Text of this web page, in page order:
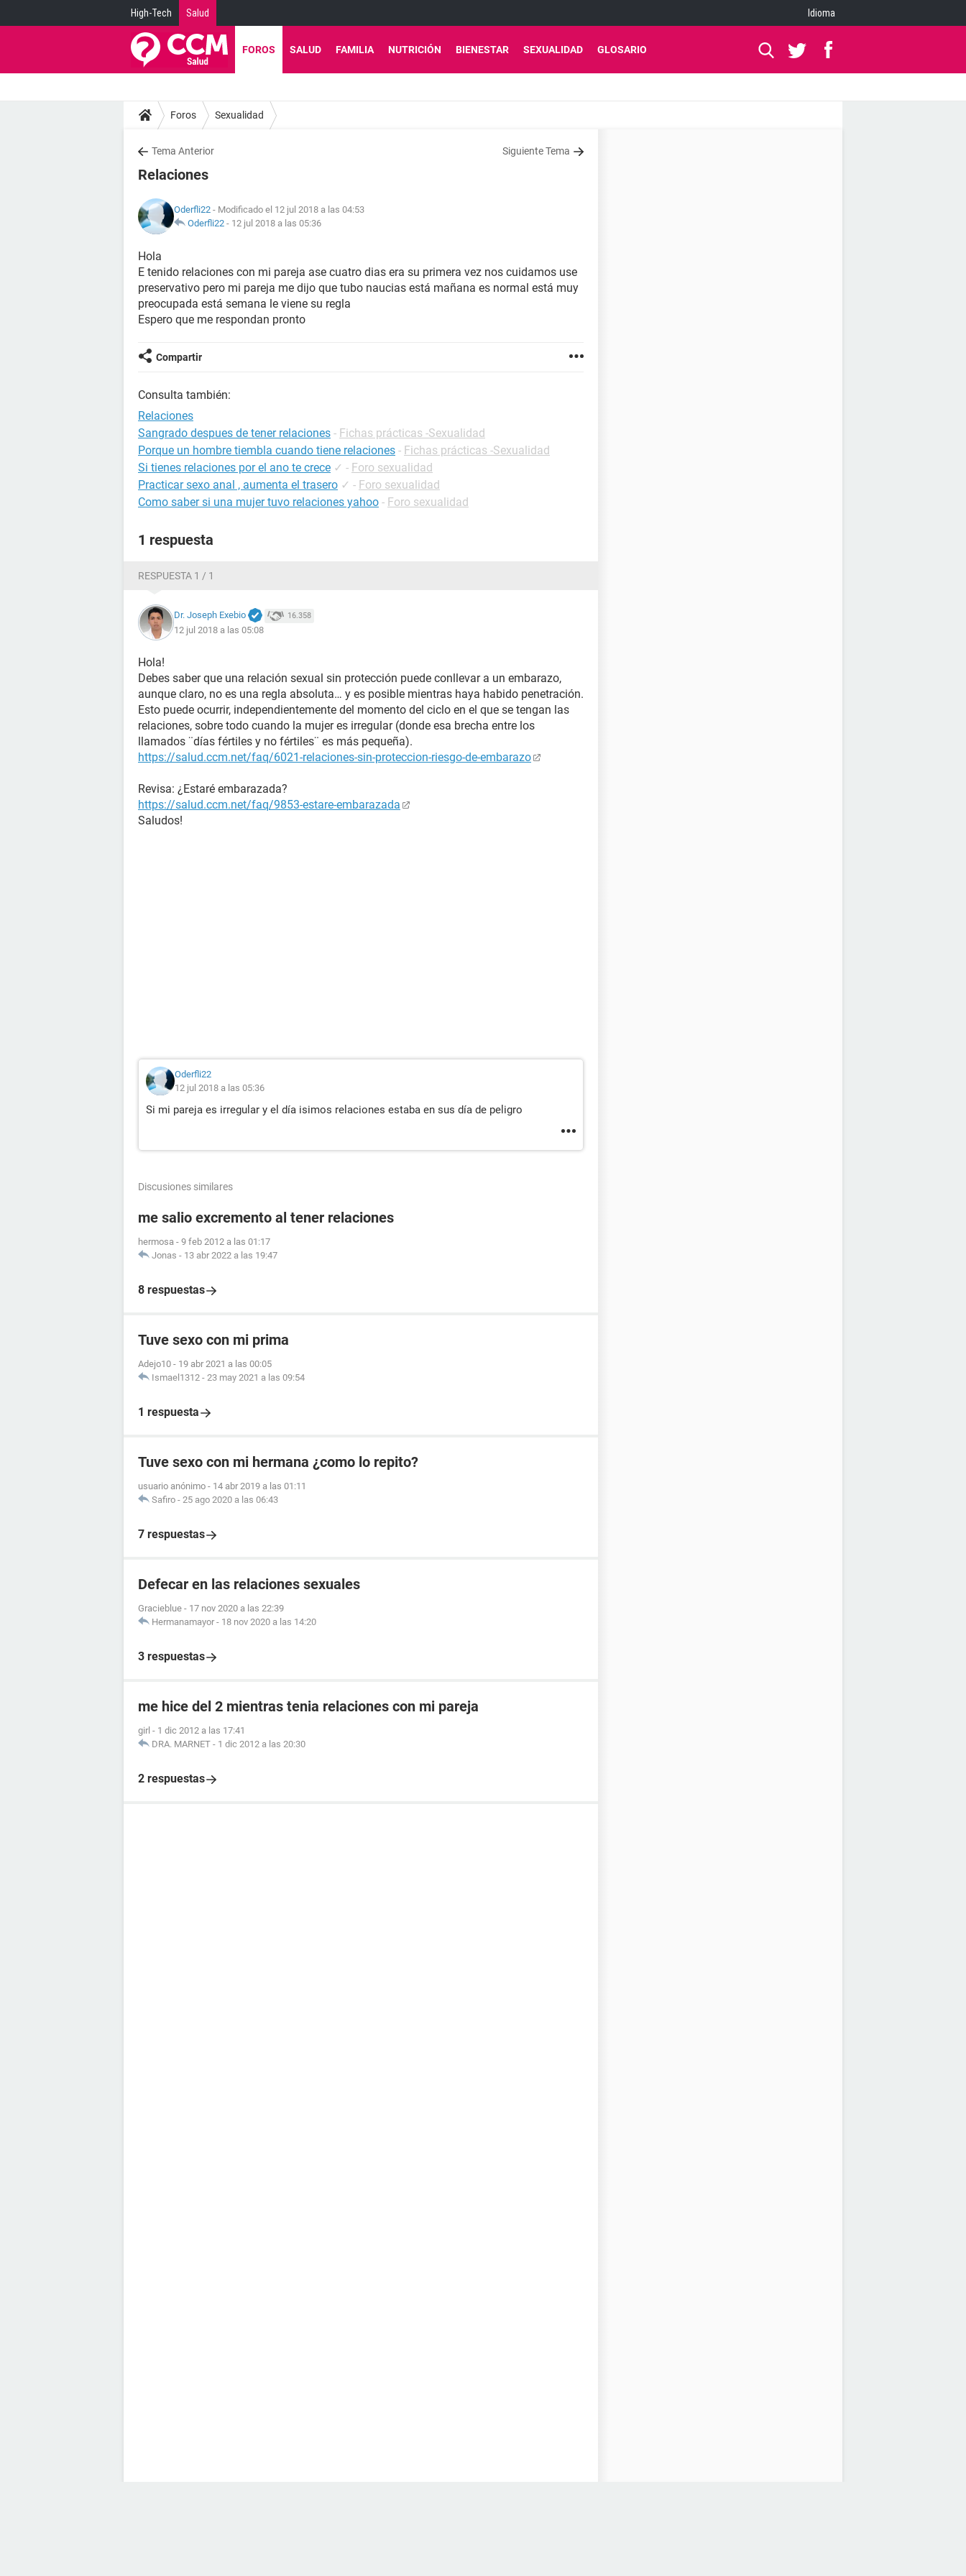
High-Tech Salud Idioma
FOROS SALUD FAMILIA NUTRICIÓN BIENESTAR SEXUALIDAD GLOSARIO
Foros Sexualidad
Tema Anterior Siguiente Tema
Relaciones
Oderfli22 - Modificado el 12 jul 2018 a las 04:53
Oderfli22 - 12 jul 2018 a las 05:36
Hola
E tenido relaciones con mi pareja ase cuatro dias era su primera vez nos cuidamos use
preservativo pero mi pareja me dijo que tubo naucias está mañana es normal está muy
preocupada está semana le viene su regla
Espero que me respondan pronto
Compartir
Consulta también:
Relaciones
Sangrado despues de tener relaciones - Fichas prácticas -Sexualidad
Porque un hombre tiembla cuando tiene relaciones - Fichas prácticas -Sexualidad
Si tienes relaciones por el ano te crece ✓ - Foro sexualidad
Practicar sexo anal , aumenta el trasero ✓ - Foro sexualidad
Como saber si una mujer tuvo relaciones yahoo - Foro sexualidad
1 respuesta
RESPUESTA 1 / 1
Dr. Joseph Exebio 16.358
12 jul 2018 a las 05:08
Hola!
Debes saber que una relación sexual sin protección puede conllevar a un embarazo,
aunque claro, no es una regla absoluta… y es posible mientras haya habido penetración.
Esto puede ocurrir, independientemente del momento del ciclo en el que se tengan las
relaciones, sobre todo cuando la mujer es irregular (donde esa brecha entre los
llamados ¨días fértiles y no fértiles¨ es más pequeña).
https://salud.ccm.net/faq/6021-relaciones-sin-proteccion-riesgo-de-embarazo
Revisa: ¿Estaré embarazada?
https://salud.ccm.net/faq/9853-estare-embarazada
Saludos!
Oderfli22
12 jul 2018 a las 05:36
Si mi pareja es irregular y el día isimos relaciones estaba en sus día de peligro
Discusiones similares
me salio excremento al tener relaciones
hermosa - 9 feb 2012 a las 01:17
Jonas - 13 abr 2022 a las 19:47
8 respuestas
Tuve sexo con mi prima
Adejo10 - 19 abr 2021 a las 00:05
Ismael1312 - 23 may 2021 a las 09:54
1 respuesta
Tuve sexo con mi hermana ¿como lo repito?
usuario anónimo - 14 abr 2019 a las 01:11
Safiro - 25 ago 2020 a las 06:43
7 respuestas
Defecar en las relaciones sexuales
Gracieblue - 17 nov 2020 a las 22:39
Hermanamayor - 18 nov 2020 a las 14:20
3 respuestas
me hice del 2 mientras tenia relaciones con mi pareja
girl - 1 dic 2012 a las 17:41
DRA. MARNET - 1 dic 2012 a las 20:30
2 respuestas